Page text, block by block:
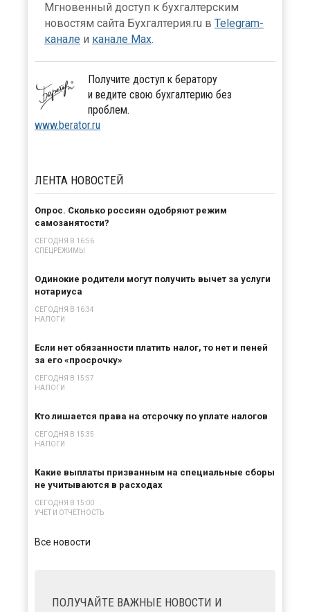
Мгновенный доступ к бухгалтерским
новостям сайта Бухгалтерия.ru в Telegram-
канале и канале Max.
Получите доступ к бератору
и ведите свою бухгалтерию без
проблем.
www.berator.ru
ЛЕНТА НОВОСТЕЙ
Опрос. Сколько россиян одобряют режим
самозанятости?
СЕГОДНЯ В 16:56
СПЕЦРЕЖИМЫ
Одинокие родители могут получить вычет за услуги
нотариуса
СЕГОДНЯ В 16:34
НАЛОГИ
Если нет обязанности платить налог, то нет и пеней
за его «просрочку»
СЕГОДНЯ В 15:57
НАЛОГИ
Кто лишается права на отсрочку по уплате налогов
СЕГОДНЯ В 15:35
НАЛОГИ
Какие выплаты призванным на специальные сборы
не учитываются в расходах
СЕГОДНЯ В 15:00
УЧЕТ И ОТЧЕТНОСТЬ
Все новости
ПОЛУЧАЙТЕ ВАЖНЫЕ НОВОСТИ И
×